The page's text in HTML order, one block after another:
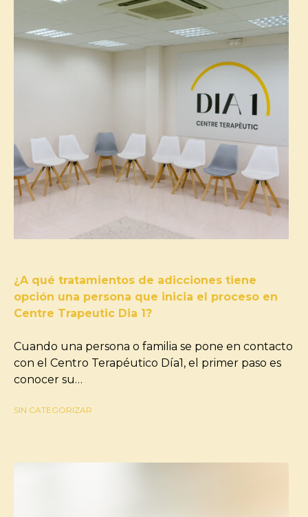
¿A qué tratamientos de adicciones tiene
opción una persona que inicia el proceso en
Centre Trapeutic Dia 1?
Cuando una persona o familia se pone en contacto
con el Centro Terapéutico Día1, el primer paso es
conocer su…
SIN CATEGORIZAR